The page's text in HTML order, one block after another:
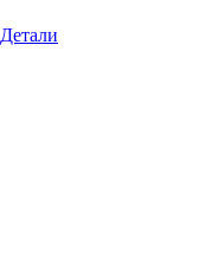
Детали